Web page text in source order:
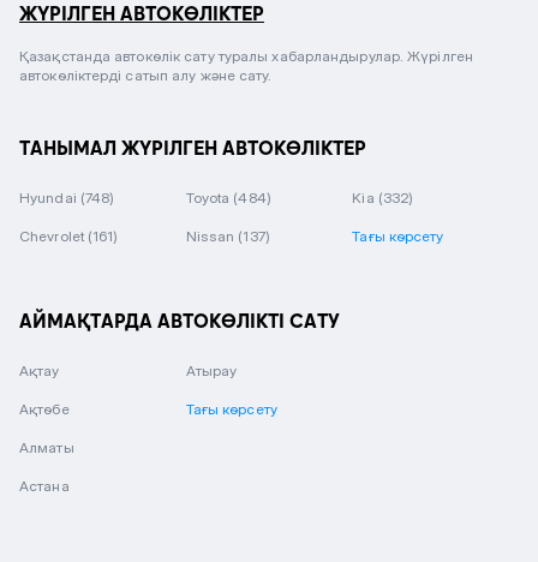
ЖҮРІЛГЕН АВТОКӨЛІКТЕР
Қазақстанда автокөлік сату туралы хабарландырулар. Жүрілген
автокөліктерді сатып алу және сату.
ТАНЫМАЛ ЖҮРІЛГЕН АВТОКӨЛІКТЕР
Hyundai (748) Toyota (484) Kia (332)
Chevrolet (161) Nissan (137) Тағы көрсету
АЙМАҚТАРДА АВТОКӨЛІКТІ САТУ
Ақтау
Ақтөбе
Алматы
Астана
Атырау
Тағы көрсету